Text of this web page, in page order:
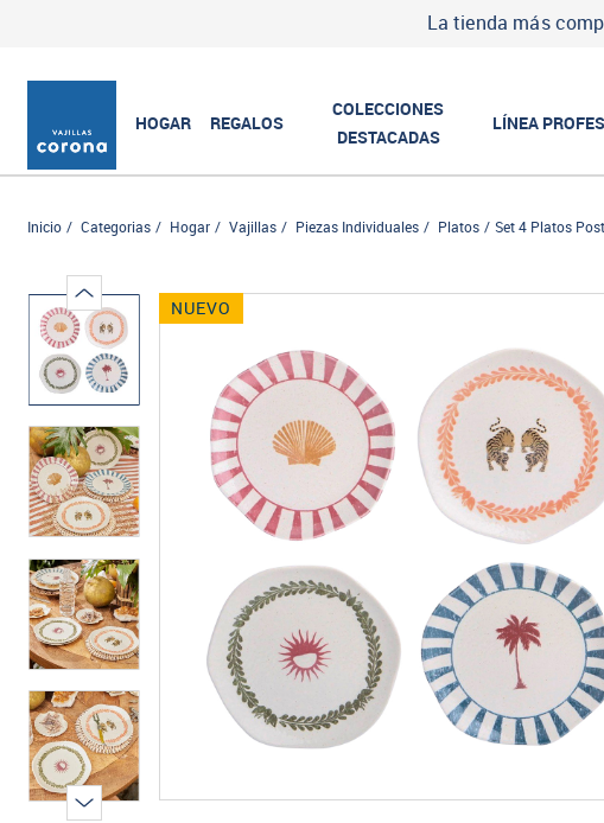
La tienda más
HOGAR REGALOS
COLECCIONES
DESTACADAS
LÍNEA
Inicio Categorias Hogar Vajillas Piezas Individuales Platos Set 4 Platos
NUEVO